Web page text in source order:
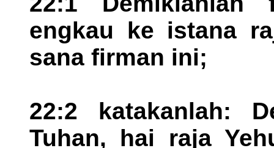
engkau ke istana
sana firman ini;
22:2 katakanlah:
Tuhan, hai raja